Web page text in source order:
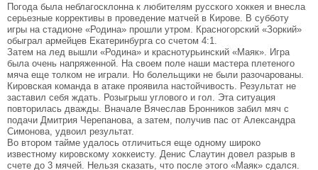
Погода была неблагосклонна к любителям русского хоккея и внесла
серьезные коррективы в проведение матчей в Кирове. В субботу
игры на стадионе «Родина» прошли утром. Красногорский «Зоркий»
обыграл армейцев Екатеринбурга со счетом 4:1.
Затем на лед вышли «Родина» и краснотурьинский «Маяк». Игра
была очень напряженной. На своем поле наши мастера плетеного
мяча еще толком не играли. Но болельщики не были разочарованы.
Кировская команда в атаке проявила настойчивость. Результат не
заставил себя ждать. Розыгрыш углового и гол. Эта ситуация
повторилась дважды. Вначале Вячеслав Бронников забил мяч с
подачи Дмитрия Черепанова, а затем, получив пас от Александра
Симонова, удвоил результат.
Во втором тайме удалось отличиться еще одному широко
известному кировскому хоккеисту. Денис Слаутин довел разрыв в
счете до 3 мячей. Нельзя сказать, что после этого «Маяк» сдался.